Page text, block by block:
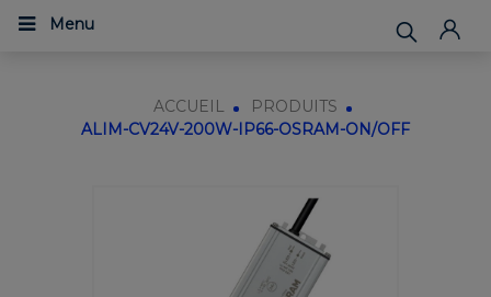
Menu
ACCUEIL
PRODUITS
ALIM-CV24V-200W-IP66-OSRAM-ON/OFF